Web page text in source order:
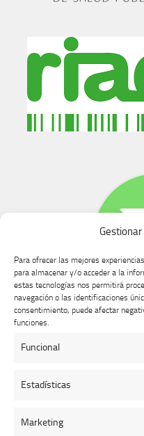
Para ofrecer las mejores
para almacenar y/o acceder a la
estas tecnologías nos permitirá
navegación o las identificaciones
consentimiento, puede afectar
funciones.
Funcional
Estadísticas
Marketing
Buzón de